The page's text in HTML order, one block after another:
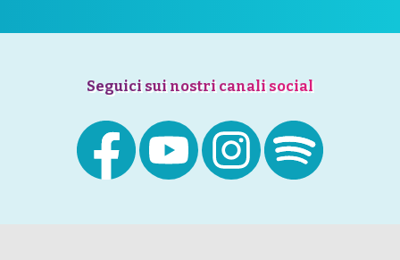
Seguici sui nostri canali social